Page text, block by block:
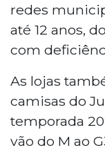
redes
até 12 anos,
com
As lojas
camisas do
temporada
vão do M ao